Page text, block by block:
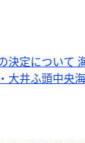
決定について
大井ふ頭中央